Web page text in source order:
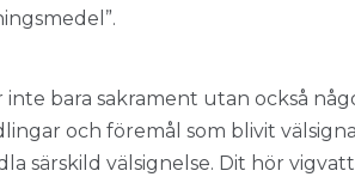
bara sakrament utan också
och föremål som blivit
särskild välsignelse. Dit hör